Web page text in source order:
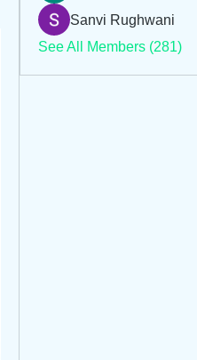
Sanvi Rughwani
See All Members (281)